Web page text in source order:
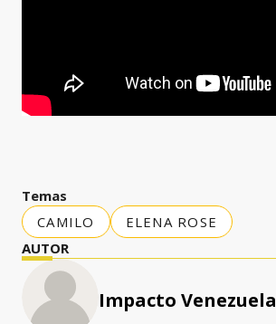
Temas
CAMILO
ELENA ROSE
AUTOR
Impacto Venezuela